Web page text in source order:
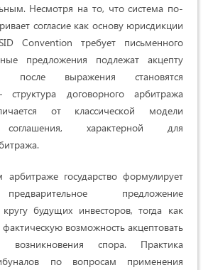
Несмотря на то, что система по-
согласие как основу юрисдикции
Convention требует письменного
предложения подлежат акцепту
после выражения становятся
договорного арбитража
от классической модели
соглашения, характерной для
арбитраже государство формулирует
предложение
будущих инвесторов, тогда как
фактическую возможность акцептовать
спора. Практика
по вопросам применения